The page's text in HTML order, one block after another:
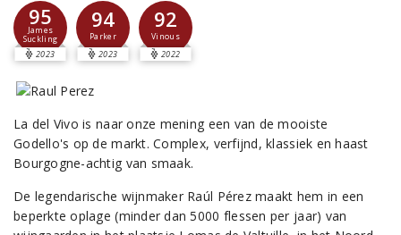
95
James
Suckling
2023
94
Parker
2023
92
Vinous
2022
La del Vivo is naar onze mening een van de mooiste
Godello's op de markt. Complex, verfijnd, klassiek en haast
Bourgogne-achtig van smaak.
De legendarische wijnmaker Raúl Pérez maakt hem in een
beperkte oplage (minder dan 5000 flessen per jaar) van